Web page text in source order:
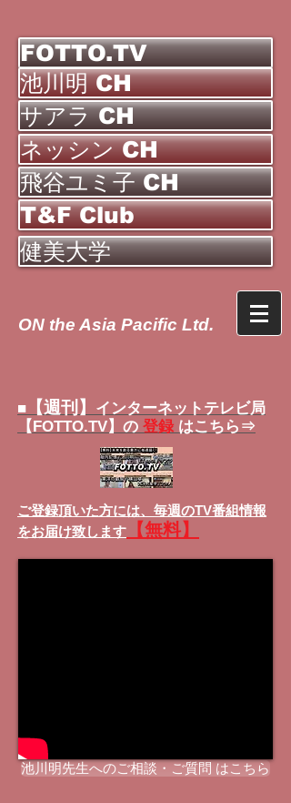
FOTTO.TV
池川明 CH
サアラ CH
ネッシン CH
飛谷ユミ子 CH
T&F Club
健美大学
ON the Asia Pacific Ltd.
■ 【週刊】
インターネットテレビ局
【FOTTO.TV】の 登録 はこちら⇒
ご登録頂いた方には、 毎週のTV番組情報
をお届け致します
【無料】
池川明先生へのご相談・ご質問 はこちら